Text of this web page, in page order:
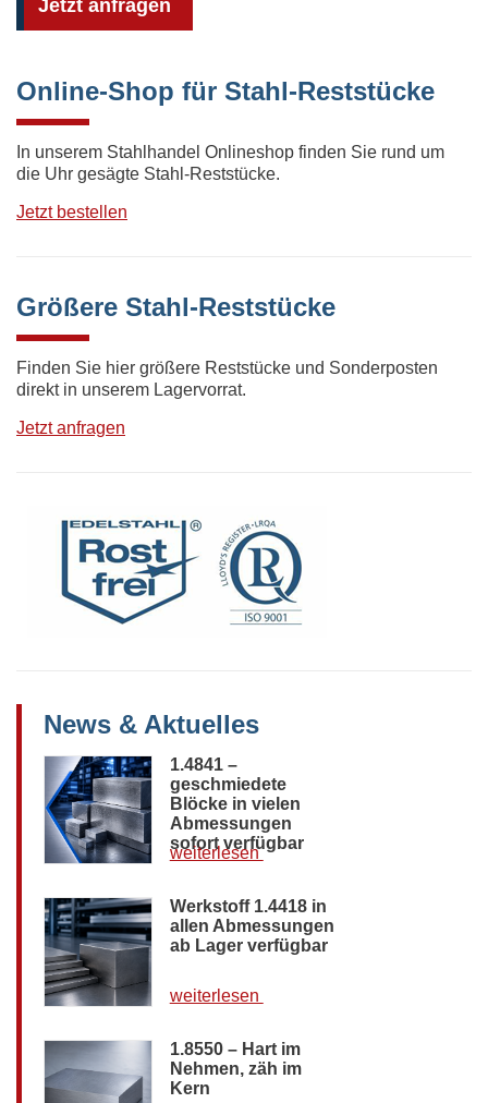
Jetzt anfragen
Online-Shop für Stahl-Reststücke
In unserem Stahlhandel Onlineshop finden Sie rund um
die Uhr gesägte Stahl-Reststücke.
Jetzt bestellen
Größere Stahl-Reststücke
Finden Sie hier größere Reststücke und Sonderposten
direkt in unserem Lagervorrat.
Jetzt anfragen
News & Aktuelles
1.4841 –
geschmiedete
Blöcke in vielen
Abmessungen
sofort verfügbar
weiterlesen
Werkstoff 1.4418 in
allen Abmessungen
ab Lager verfügbar
weiterlesen
1.8550 – Hart im
Nehmen, zäh im
Kern